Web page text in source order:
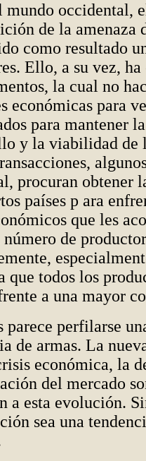
mundo occidental,
de la amenaza
como resultado
Ello, a su vez,
la cual no
económicas para
para mantener
y la viabilidad de
procuran obtener
países p ara
que les
de
todos los
a una mayor
parece perfilarse
de armas. La
económica, la
del mercado
a esta evolución.
sea una